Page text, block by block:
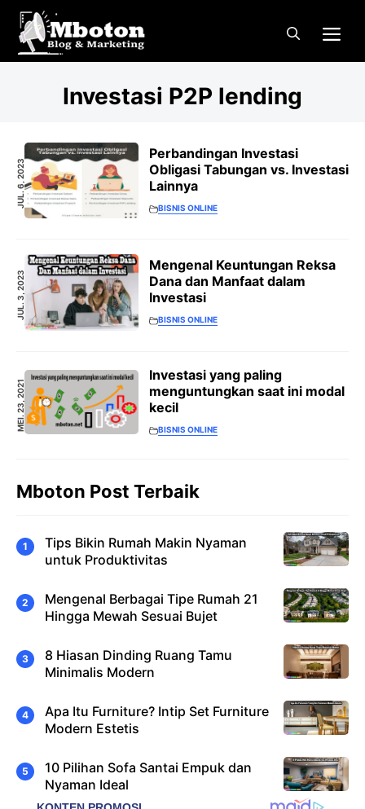
Langsung
Investasi P2P lending
JUL. 6, 2023
Perbandingan Investasi
Obligasi Tabungan vs. Investasi
Lainnya
BISNIS ONLINE
JUL. 3, 2023
Mengenal Keuntungan Reksa
Dana dan Manfaat dalam
Investasi
BISNIS ONLINE
MEI. 23, 2021
Investasi yang paling
menguntungkan saat ini modal
kecil
BISNIS ONLINE
Mboton Post Terbaik
Tips Bikin Rumah Makin Nyaman
untuk Produktivitas
Mengenal Berbagai Tipe Rumah 21
Hingga Mewah Sesuai Bujet
8 Hiasan Dinding Ruang Tamu
Minimalis Modern
Apa Itu Furniture? Intip Set Furniture
Modern Estetis
10 Pilihan Sofa Santai Empuk dan
Nyaman Ideal